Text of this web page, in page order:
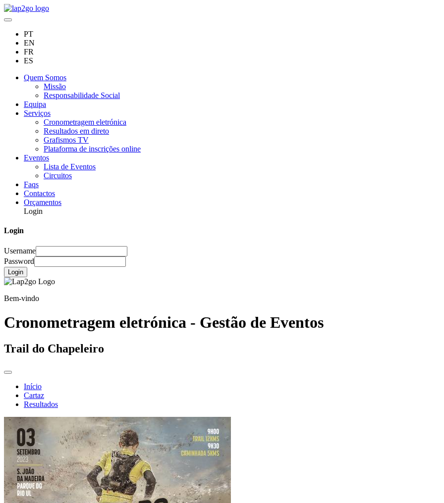
PT
EN
FR
ES
Quem Somos
Missão
Responsabilidade Social
Equipa
Serviços
Cronometragem eletrónica
Resultados em direto
Grafismos TV
Plataforma de inscrições online
Eventos
Lista de Eventos
Circuitos
Faqs
Contactos
Orçamentos
Login
Login
Username
Password
Login
Bem-vindo
Cronometragem eletrónica - Gestão de Eventos
Trail do Chapeleiro
Início
Cartaz
Resultados